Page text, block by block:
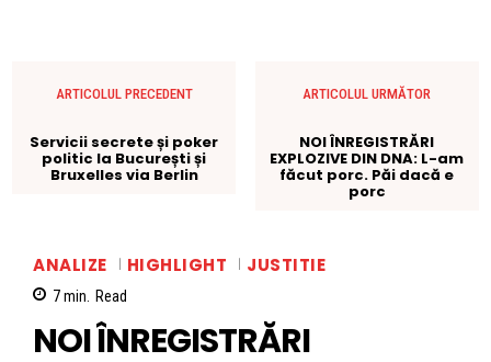
ARTICOLUL PRECEDENT
Servicii secrete și poker
politic la București și
Bruxelles via Berlin
ARTICOLUL URMĂTOR
NOI ÎNREGISTRĂRI
EXPLOZIVE DIN DNA: L-am
făcut porc. Păi dacă e
porc